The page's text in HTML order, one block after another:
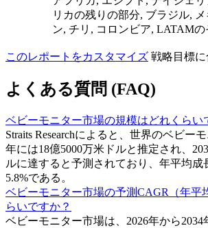
リカの残りの部分, ブラジル,
ン, チリ, コロンビア, LATAM
このレポートをカスタマイズ 戦略目標
よくある質問 (FAQ)
ベビーモニター市場の規模はどれくらい
Straits Researchによると、世界のベビー
年には18億5000万米ドルと推定され、
ルに達すると予測されており、年平均成
5.8%である。
ベビーモニター市場の予測CAGR（年平
らいですか？
ベビーモニター市場は、2026年から